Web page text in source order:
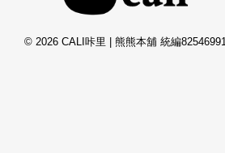
© 2026 CALI咔里 | 熊熊本舖 統編82546991